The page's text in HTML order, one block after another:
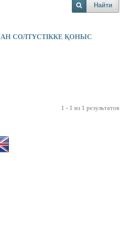
Найти
СОЛТҮСТІККЕ ҚОНЫС
1 - 1 из 1 результатов